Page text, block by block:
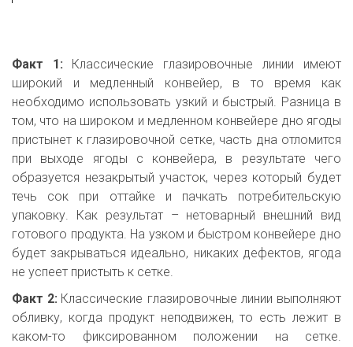
Факт 1: Классические глазировочные линии имеют
широкий и медленный конвейер, в то время как
необходимо использовать узкий и быстрый. Разница в
том, что на широком и медленном конвейере дно ягоды
пристынет к глазировочной сетке, часть дна отломится
при выходе ягоды с конвейера, в результате чего
образуется незакрытый участок, через который будет
течь сок при оттайке и пачкать потребительскую
упаковку. Как результат – нетоварный внешний вид
готового продукта. На узком и быстром конвейере дно
будет закрываться идеально, никаких дефектов, ягода
не успеет пристыть к сетке.
Факт 2: Классические глазировочные линии выполняют
обливку, когда продукт неподвижен, то есть лежит в
каком-то фиксированном положении на сетке.